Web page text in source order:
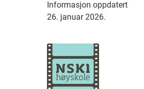
Informasjon oppdatert
26. januar 2026.